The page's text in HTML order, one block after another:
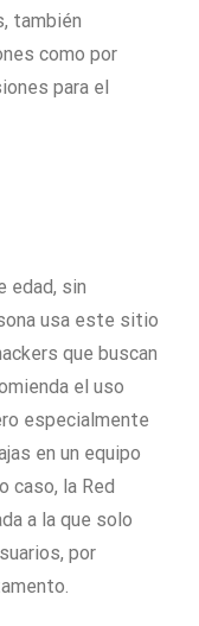
también
como por
para el
edad, sin
usa este sitio
que buscan
el uso
especialmente
en un equipo
caso, la Red
a la que solo
por